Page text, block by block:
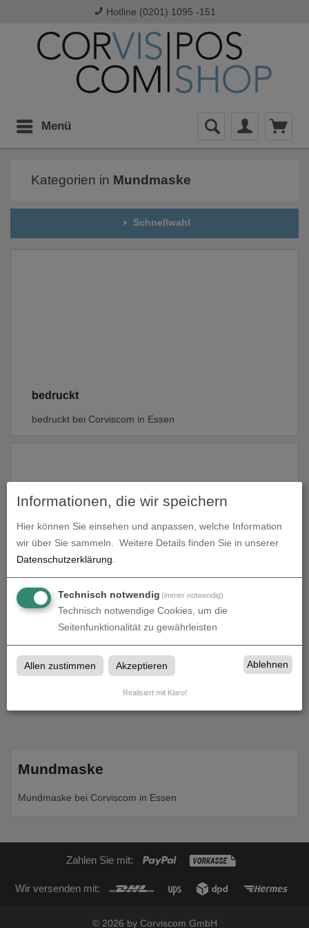
Hotline (0201) 1095 -151
Menü
Kategorien in Mundmaske
Schnellwahl
bedruckt
bedruckt bei Corviscom in Essen
unbedruckt
unbedruckt bei Corviscom in Essen
Produkte in Mundmaske
Mundmaske
Mundmaske bei Corviscom in Essen
Zahlen Sie mit:
Wir versenden mit:
© 2026 by Corviscom GmbH
Informationen, die wir speichern
Hier können Sie einsehen und anpassen, welche Information
wir über Sie sammeln.
Weitere Details finden Sie in unserer
Datenschutzerklärung
Technisch notwendig (immer notwendig)
Technisch notwendige Cookies, um die
Seitenfunktionalität zu gewährleisten
Allen zustimmen Akzeptieren Ablehnen
Realisiert mit Klaro!